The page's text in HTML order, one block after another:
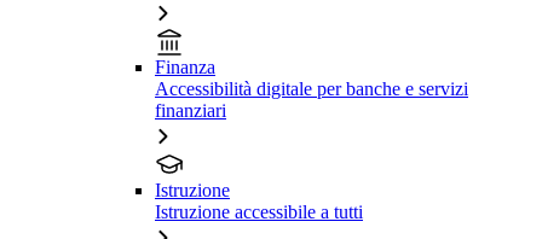
Finanza
Accessibilità digitale per banche e servizi
finanziari
Istruzione
Istruzione accessibile a tutti